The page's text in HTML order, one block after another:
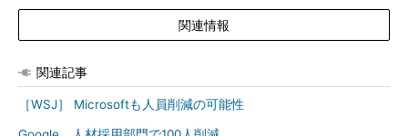
関連情報
関連記事
［WSJ］ Microsoftも人員削減の可能性